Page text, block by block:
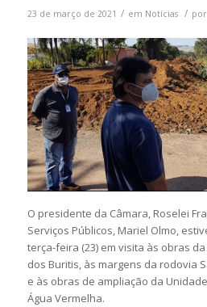
23 de março de 2021 / em Notícias / por
O presidente da Câmara, Roselei
Serviços Públicos, Mariel Olmo,
terça-feira (23) em visita às obras
dos Buritis, às margens da rodovia
e às obras de ampliação da
Água Vermelha.